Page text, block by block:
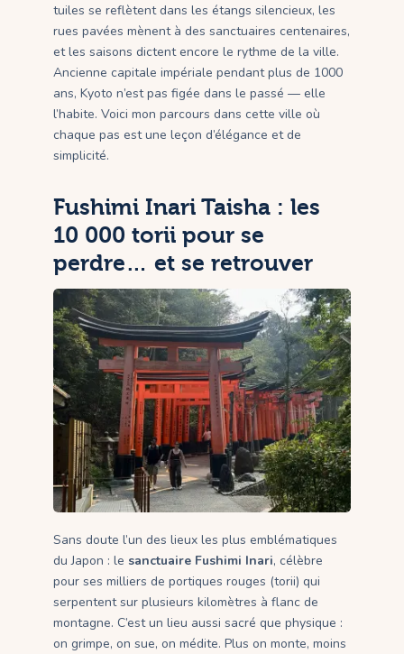
tuiles se reflètent dans les étangs silencieux, les
rues pavées mènent à des sanctuaires centenaires,
et les saisons dictent encore le rythme de la ville.
Ancienne capitale impériale pendant plus de 1000
ans, Kyoto n’est pas figée dans le passé — elle
l’habite. Voici mon parcours dans cette ville où
chaque pas est une leçon d’élégance et de
simplicité.
Fushimi Inari Taisha : les
10 000 torii pour se
perdre… et se retrouver
Sans doute l’un des lieux les plus emblématiques
du Japon : le sanctuaire Fushimi Inari, célèbre
pour ses milliers de portiques rouges (torii) qui
serpentent sur plusieurs kilomètres à flanc de
montagne. C’est un lieu aussi sacré que physique :
on grimpe, on sue, on médite. Plus on monte, moins